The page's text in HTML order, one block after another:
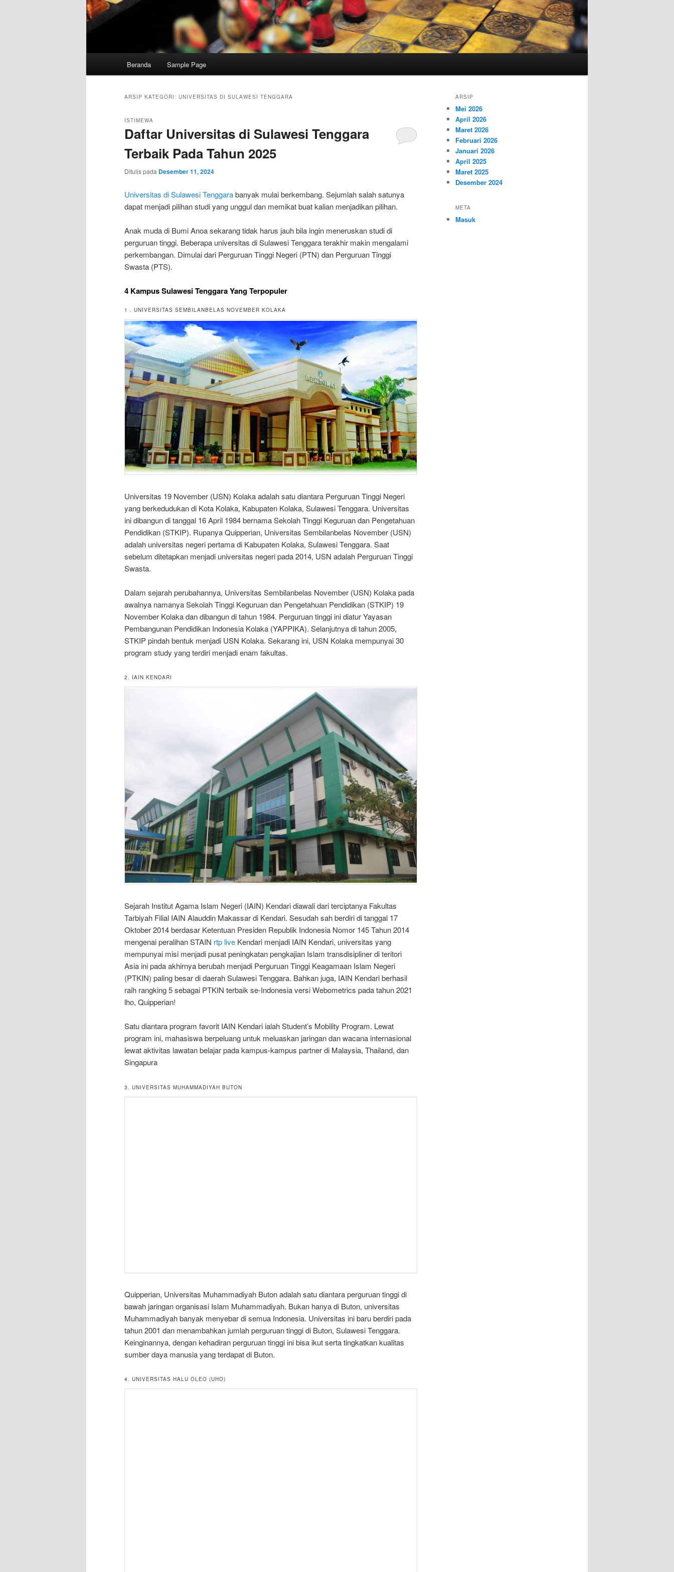
Beranda Sample Page
ARSIP KATEGORI: UNIVERSITAS DI SULAWESI TENGGARA
Daftar Universitas di Sulawesi Tenggara
Terbaik Pada Tahun 2025
ISTIMEWA
Ditulis pada Desember 11, 2024
Universitas di Sulawesi Tenggarabanyak mulai berkembang. Sejumlah salah satunya
dapat menjadi pilihan studi yang unggul dan memikat buat kalian menjadikan pilihan.
Anak muda di Bumi Anoa sekarang tidak harus jauh bila ingin meneruskan studi di
perguruan tinggi. Beberapa universitas di Sulawesi Tenggara terakhir makin mengalami
perkembangan. Dimulai dari Perguruan Tinggi Negeri (PTN) dan Perguruan Tinggi
Swasta (PTS).
4 Kampus Sulawesi Tenggara Yang Terpopuler
1 . UNIVERSITAS SEMBILANBELAS NOVEMBER KOLAKA
Universitas 19 November (USN) Kolaka adalah satu diantara Perguruan Tinggi Negeri
yang berkedudukan di Kota Kolaka, Kabupaten Kolaka, Sulawesi Tenggara. Universitas
ini dibangun di tanggal 16 April 1984 bernama Sekolah Tinggi Keguruan dan Pengetahuan
Pendidikan (STKIP). Rupanya Quipperian, Universitas Sembilanbelas November (USN)
adalah universitas negeri pertama di Kabupaten Kolaka, Sulawesi Tenggara. Saat
sebelum ditetapkan menjadi universitas negeri pada 2014, USN adalah Perguruan Tinggi
Swasta.
Dalam sejarah perubahannya, Universitas Sembilanbelas November (USN) Kolaka pada
awalnya namanya Sekolah Tinggi Keguruan dan Pengetahuan Pendidikan (STKIP) 19
November Kolaka dan dibangun di tahun 1984. Perguruan tinggi ini diatur Yayasan
Pembangunan Pendidikan Indonesia Kolaka (YAPPIKA). Selanjutnya di tahun 2005,
STKIP pindah bentuk menjadi USN Kolaka. Sekarang ini, USN Kolaka mempunyai 30
program study yang terdiri menjadi enam fakultas.
2. IAIN KENDARI
Sejarah Institut Agama Islam Negeri (IAIN) Kendari diawali dari terciptanya Fakultas
Tarbiyah Filial IAIN Alauddin Makassar di Kendari. Sesudah sah berdiri di tanggal 17
Oktober 2014 berdasar Ketentuan Presiden Republik Indonesia Nomor 145 Tahun 2014
mengenai peralihan STAIN rtp live Kendari menjadi IAIN Kendari, universitas yang
mempunyai misi menjadi pusat peningkatan pengkajian Islam transdisipliner di teritori
Asia ini pada akhirnya berubah menjadi Perguruan Tinggi Keagamaan Islam Negeri
(PTKIN) paling besar di daerah Sulawesi Tenggara. Bahkan juga, IAIN Kendari berhasil
raih rangking 5 sebagai PTKIN terbaik se-Indonesia versi Webometrics pada tahun 2021
lho, Quipperian!
Satu diantara program favorit IAIN Kendari ialah Student’s Mobility Program. Lewat
program ini, mahasiswa berpeluang untuk meluaskan jaringan dan wacana internasional
lewat aktivitas lawatan belajar pada kampus-kampus partner di Malaysia, Thailand, dan
Singapura
3. UNIVERSITAS MUHAMMADIYAH BUTON
Quipperian, Universitas Muhammadiyah Buton adalah satu diantara perguruan tinggi di
bawah jaringan organisasi Islam Muhammadiyah. Bukan hanya di Buton, universitas
Muhammadiyah banyak menyebar di semua Indonesia. Universitas ini baru berdiri pada
tahun 2001 dan menambahkan jumlah perguruan tinggi di Buton, Sulawesi Tenggara.
Keinginannya, dengan kehadiran perguruan tinggi ini bisa ikut serta tingkatkan kualitas
sumber daya manusia yang terdapat di Buton.
4. UNIVERSITAS HALU OLEO (UHO)
ARSIP
Mei 2026
April 2026
Maret 2026
Februari 2026
Januari 2026
April 2025
Maret 2025
Desember 2024
META
Masuk